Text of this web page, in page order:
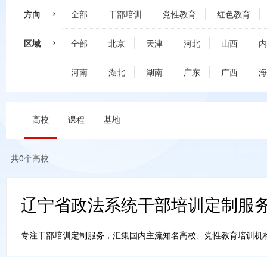
方向 全部 干部培训 党性教育 红色教育
区域 全部 北京 天津 河北 山西
河南 湖北 湖南 广东 广西
高校 课程 基地
共0个高校
辽宁省政法系统干部培训定制服
专注干部培训定制服务，汇集国内主流知名高校、党性教育培训